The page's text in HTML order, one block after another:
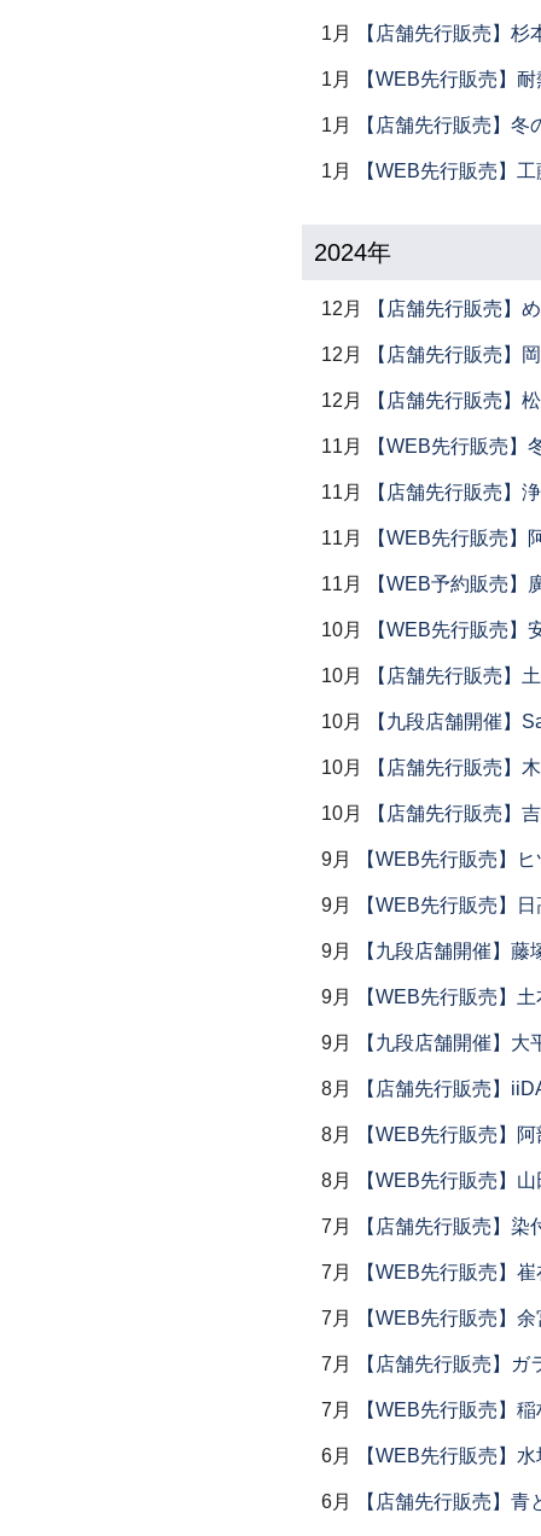
1月 【店舗先行販売】
1月 【WEB先行販売】
1月 【店舗先行販売】冬
1月 【WEB先行販売】
2024年
12月 【店舗先行販売】
12月 【店舗先行販売】
12月 【店舗先行販売】
11月 【WEB先行販売】
11月 【店舗先行販売】
11月 【WEB先行販売】
11月 【WEB予約販売】
10月 【WEB先行販売】
10月 【店舗先行販売】
10月 【九段店舗開催】
10月 【店舗先行販売】
10月 【店舗先行販売】
9月 【WEB先行販売】
9月 【WEB先行販売】
9月 【九段店舗開催】藤
9月 【WEB先行販売】
9月 【九段店舗開催】大
8月 【店舗先行販売】
8月 【WEB先行販売】
8月 【WEB先行販売】
7月 【店舗先行販売】染
7月 【WEB先行販売】
7月 【WEB先行販売】
7月 【店舗先行販売】ガ
7月 【WEB先行販売】
6月 【WEB先行販売】
6月 【店舗先行販売】青